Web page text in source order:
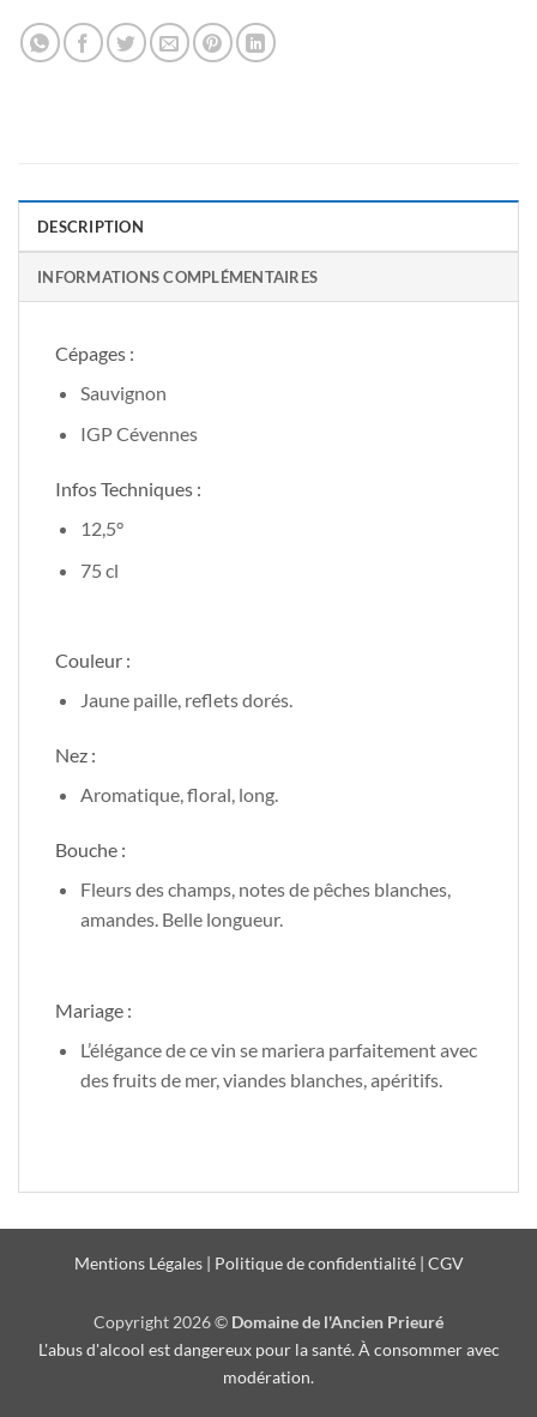
DESCRIPTION
INFORMATIONS COMPLÉMENTAIRES
Cépages :
Sauvignon
IGP Cévennes
Infos Techniques :
12,5°
75 cl
Couleur :
Jaune paille, reflets dorés.
Nez :
Aromatique, floral, long.
Bouche :
Fleurs des champs, notes de pêches blanches,
amandes. Belle longueur.
Mariage :
L’élégance de ce vin se mariera parfaitement avec
des fruits de mer, viandes blanches, apéritifs.
Mentions Légales| Politique de confidentialité| CGV
Copyright 2026 © Domaine de l'Ancien Prieuré
L'abus d'alcool est dangereux pour la santé. À consommer avec
modération.